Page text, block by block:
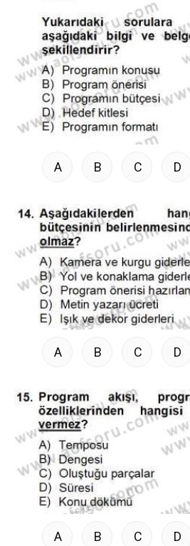
A B C D
A B C D
A B C D